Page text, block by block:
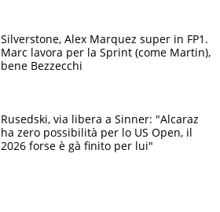
Silverstone, Alex Marquez super in FP1.
Marc lavora per la Sprint (come Martin),
bene Bezzecchi
Rusedski, via libera a Sinner: "Alcaraz
ha zero possibilità per lo US Open, il
2026 forse è gà finito per lui"